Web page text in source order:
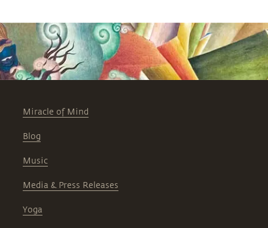
Miracle of Mind
Blog
Music
Media & Press Releases
Yoga